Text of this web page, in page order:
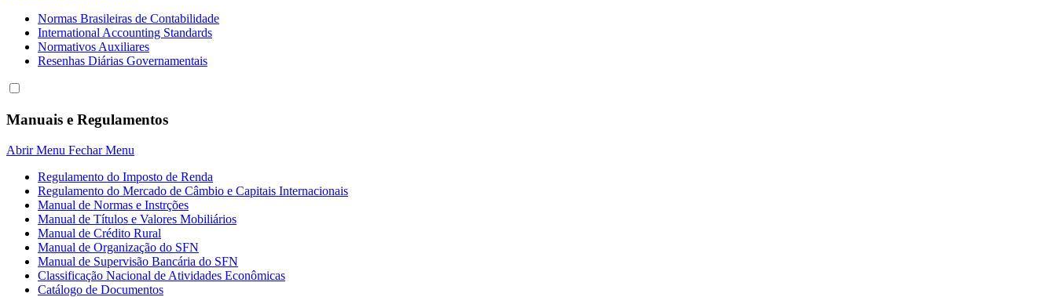
Normas Brasileiras de Contabilidade
International Accounting Standards
Normativos Auxiliares
Resenhas Diárias Governamentais
Manuais e Regulamentos
Abrir Menu Fechar Menu
Regulamento do Imposto de Renda
Regulamento do Mercado de Câmbio e Capitais Internacionais
Manual de Normas e Instrções
Manual de Títulos e Valores Mobiliários
Manual de Crédito Rural
Manual de Organização do SFN
Manual de Supervisão Bancária do SFN
Classificação Nacional de Atividades Econômicas
Catálogo de Documentos